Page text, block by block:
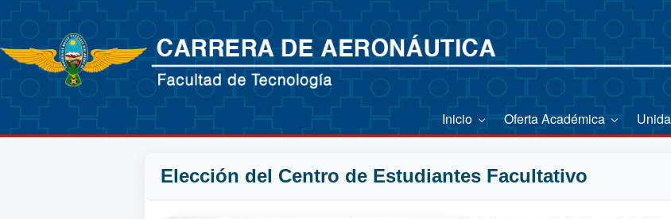
Inicio Oferta Académica
Elección del Centro de Estudiantes Facultativo